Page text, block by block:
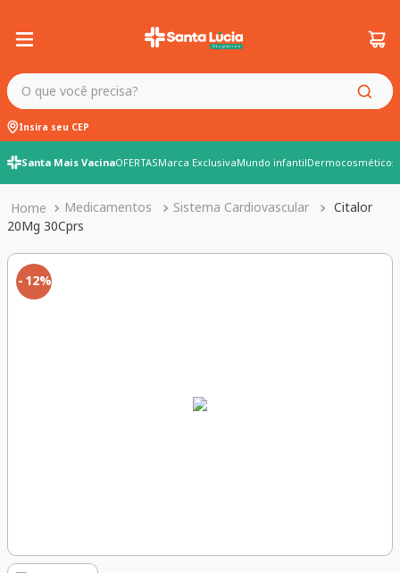
O que você precisa?
Insira seu CEP
Santa Mais VacinaOFERTASMarca ExclusivaMundo infantilDermocosméticos
Medicamentos Sistema Cardiovascular
Citalor
20Mg 30Cprs
12%